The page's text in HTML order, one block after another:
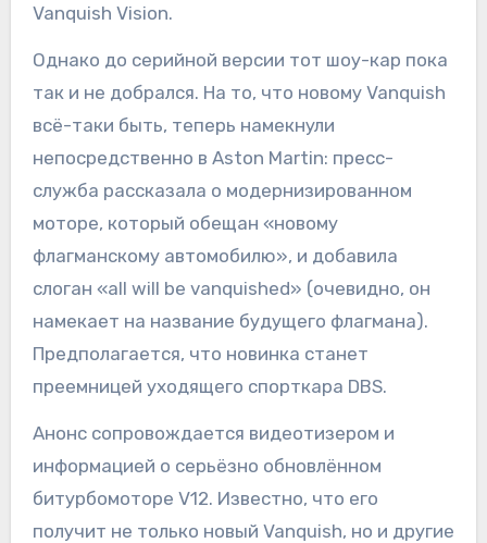
Vanquish Vision.
Однако до серийной версии тот шоу-кар пока
так и не добрался. На то, что новому Vanquish
всё-таки быть, теперь намекнули
непосредственно в Aston Martin: пресс-
служба рассказала о модернизированном
моторе, который обещан «новому
флагманскому автомобилю», и добавила
слоган «all will be vanquished» (очевидно, он
намекает на название будущего флагмана).
Предполагается, что новинка станет
преемницей уходящего спорткара DBS.
Анонс сопровождается видеотизером и
информацией о серьёзно обновлённом
битурбомоторе V12. Известно, что его
получит не только новый Vanquish, но и другие